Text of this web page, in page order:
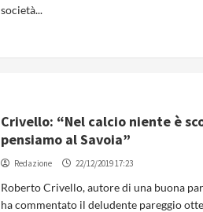
società...
Crivello: “Nel calcio niente è
pensiamo al Savoia”
Redazione 22/12/2019 17:23
Roberto Crivello, autore di una buona
ha commentato il deludente pareggio